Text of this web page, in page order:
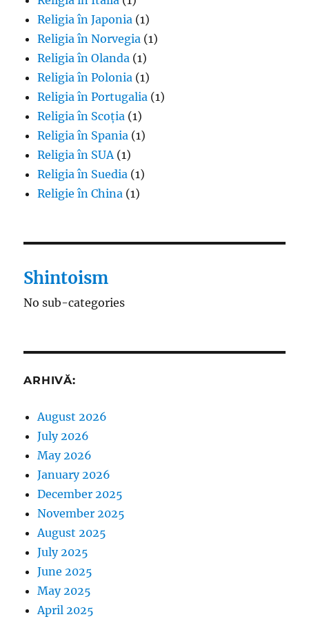
Religia în Japonia (1)
Religia în Norvegia (1)
Religia în Olanda (1)
Religia în Polonia (1)
Religia în Portugalia (1)
Religia în Scoția (1)
Religia în Spania (1)
Religia în SUA (1)
Religia în Suedia (1)
Religie în China (1)
Shintoism
No sub-categories
ARHIVĂ:
August 2026
July 2026
May 2026
January 2026
December 2025
November 2025
August 2025
July 2025
June 2025
May 2025
April 2025